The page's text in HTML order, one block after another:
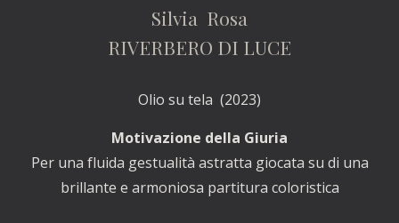
Silvia Rosa
RIVERBERO DI LUCE
Olio su tela (2023)
Motivazione della Giuria
Per una fluida gestualità astratta giocata su di una
brillante e armoniosa partitura coloristica